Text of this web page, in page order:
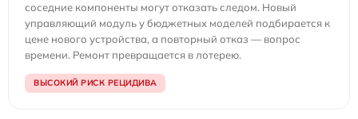
соседние компоненты могут отказать следом. Новый
управляющий модуль у бюджетных моделей подбирается к
цене нового устройства, а повторный отказ — вопрос
времени. Ремонт превращается в лотерею.
ВЫСОКИЙ РИСК РЕЦИДИВА